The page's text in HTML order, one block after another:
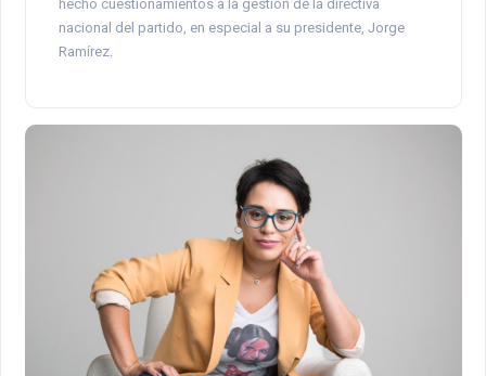
hecho cuestionamientos a la gestión de la directiva
nacional del partido, en especial a su presidente, Jorge
Ramírez.